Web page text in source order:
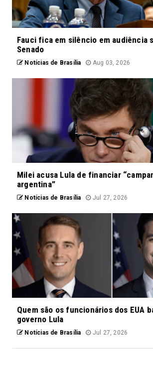
Fauci fica em silêncio em audiência
Senado
Notícias de Brasília Aug 03, 2026
Milei acusa Lula de financiar
argentina”
Notícias de Brasília Jul 27, 2026
Quem são os funcionários dos EUA
governo Lula
Notícias de Brasília Jul 27, 2026